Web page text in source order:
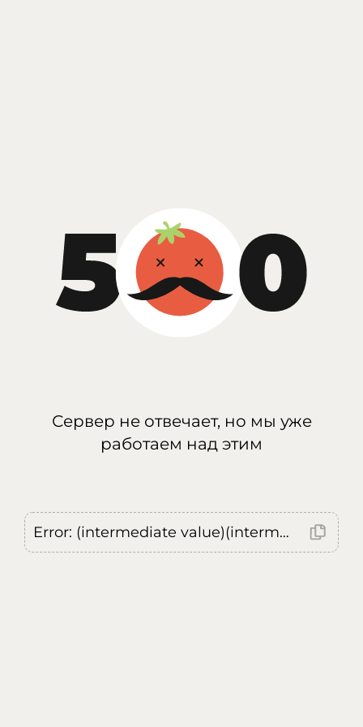
Сервер не отвечает, но мы уже
работаем над этим
Error: (intermediate value)(intermediate value)(intermediate value).replaceAll is not a function